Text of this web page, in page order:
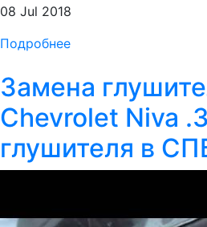
08 Jul 2018
Подробнее
Замена
Chevrolet Niva
глушителя в